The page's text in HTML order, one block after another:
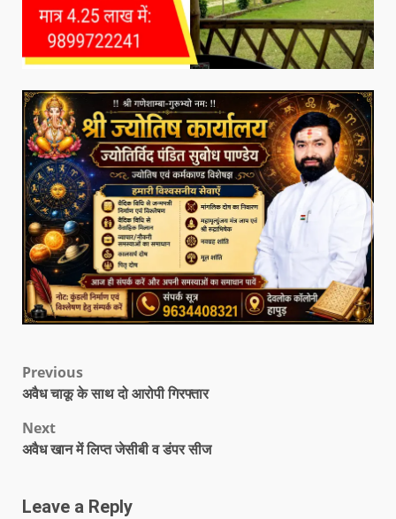
Previous
अवैध चाकू के साथ दो आरोपी गिरफ्तार
Next
अवैध खान में लिप्त जेसीबी व डंपर सीज
Leave a Reply